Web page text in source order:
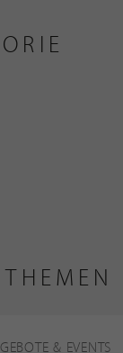
& EVENTS